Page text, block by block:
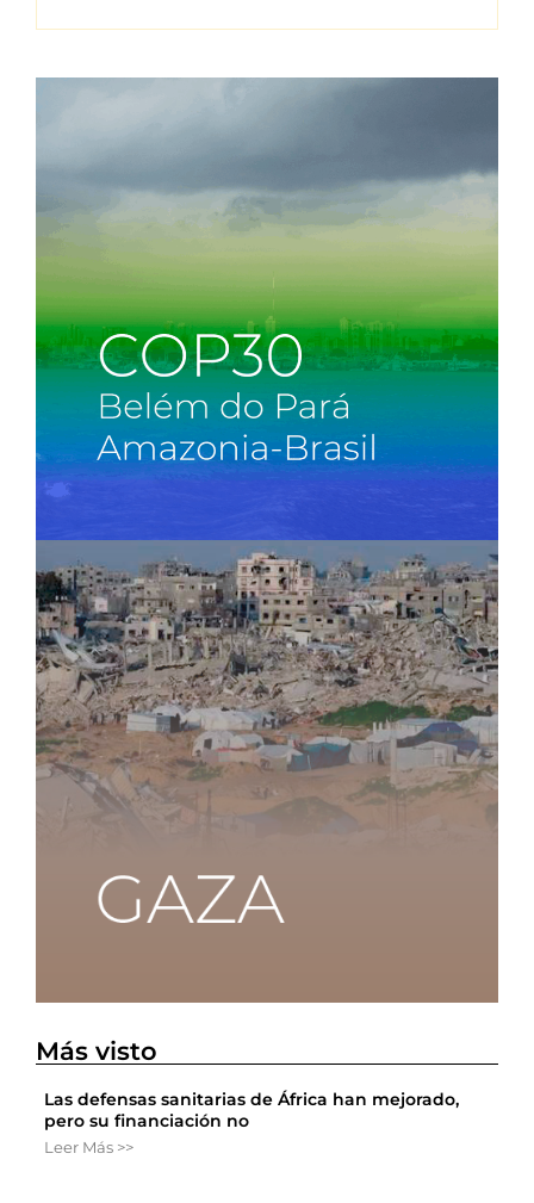
Más visto
Las defensas sanitarias de África han mejorado,
pero su financiación no
Leer Más >>